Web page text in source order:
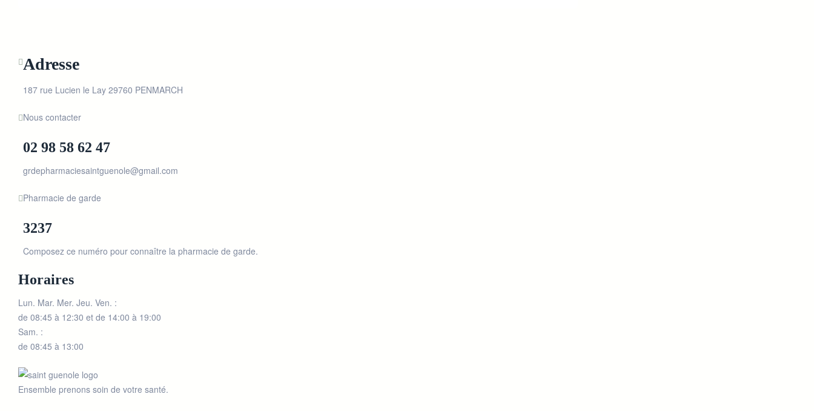
Adresse
187 rue Lucien le Lay 29760 PENMARCH
Nous contacter
02 98 58 62 47
grdepharmaciesaintguenole@gmail.com
Pharmacie de garde
3237
Composez ce numéro pour connaître la pharmacie de garde.
Horaires
Lun. Mar. Mer. Jeu. Ven. :
de 08:45 à 12:30 et de 14:00 à 19:00
Sam. :
de 08:45 à 13:00
Ensemble prenons soin de votre santé.